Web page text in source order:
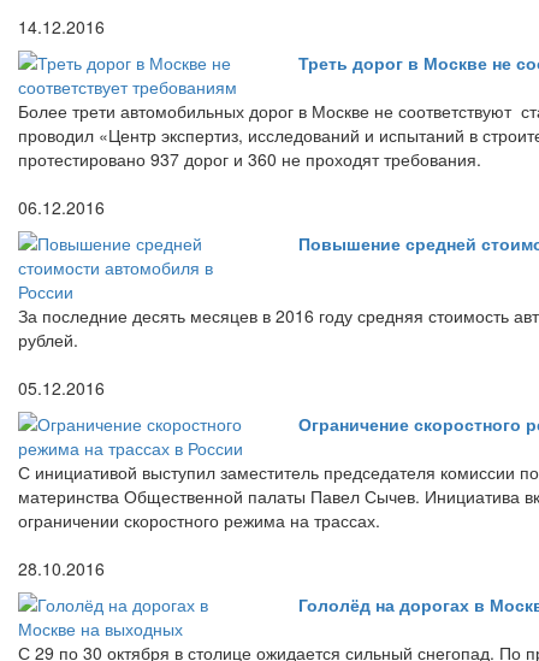
14.12.2016
Треть дорог в Москве не
Более трети автомобильных дорог в Москве не соответствуют
проводил «Центр экспертиз, исследований и испытаний в
протестировано 937 дорог и 360 не проходят требования.
06.12.2016
Повышение средней
За последние десять месяцев в 2016 году средняя стоимость
рублей.
05.12.2016
Ограничение скоростного
С инициативой выступил заместитель председателя комиссии
материнства Общественной палаты Павел Сычев. Инициатива
ограничении скоростного режима на трассах.
28.10.2016
Гололёд на дорогах в
С 29 по 30 октября в столице ожидается сильный снегопад. По